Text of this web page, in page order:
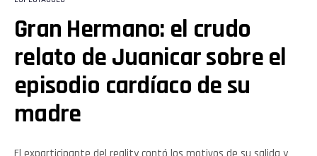
Gran Hermano: el crudo
relato de Juanicar sobre el
episodio cardíaco de su
madre